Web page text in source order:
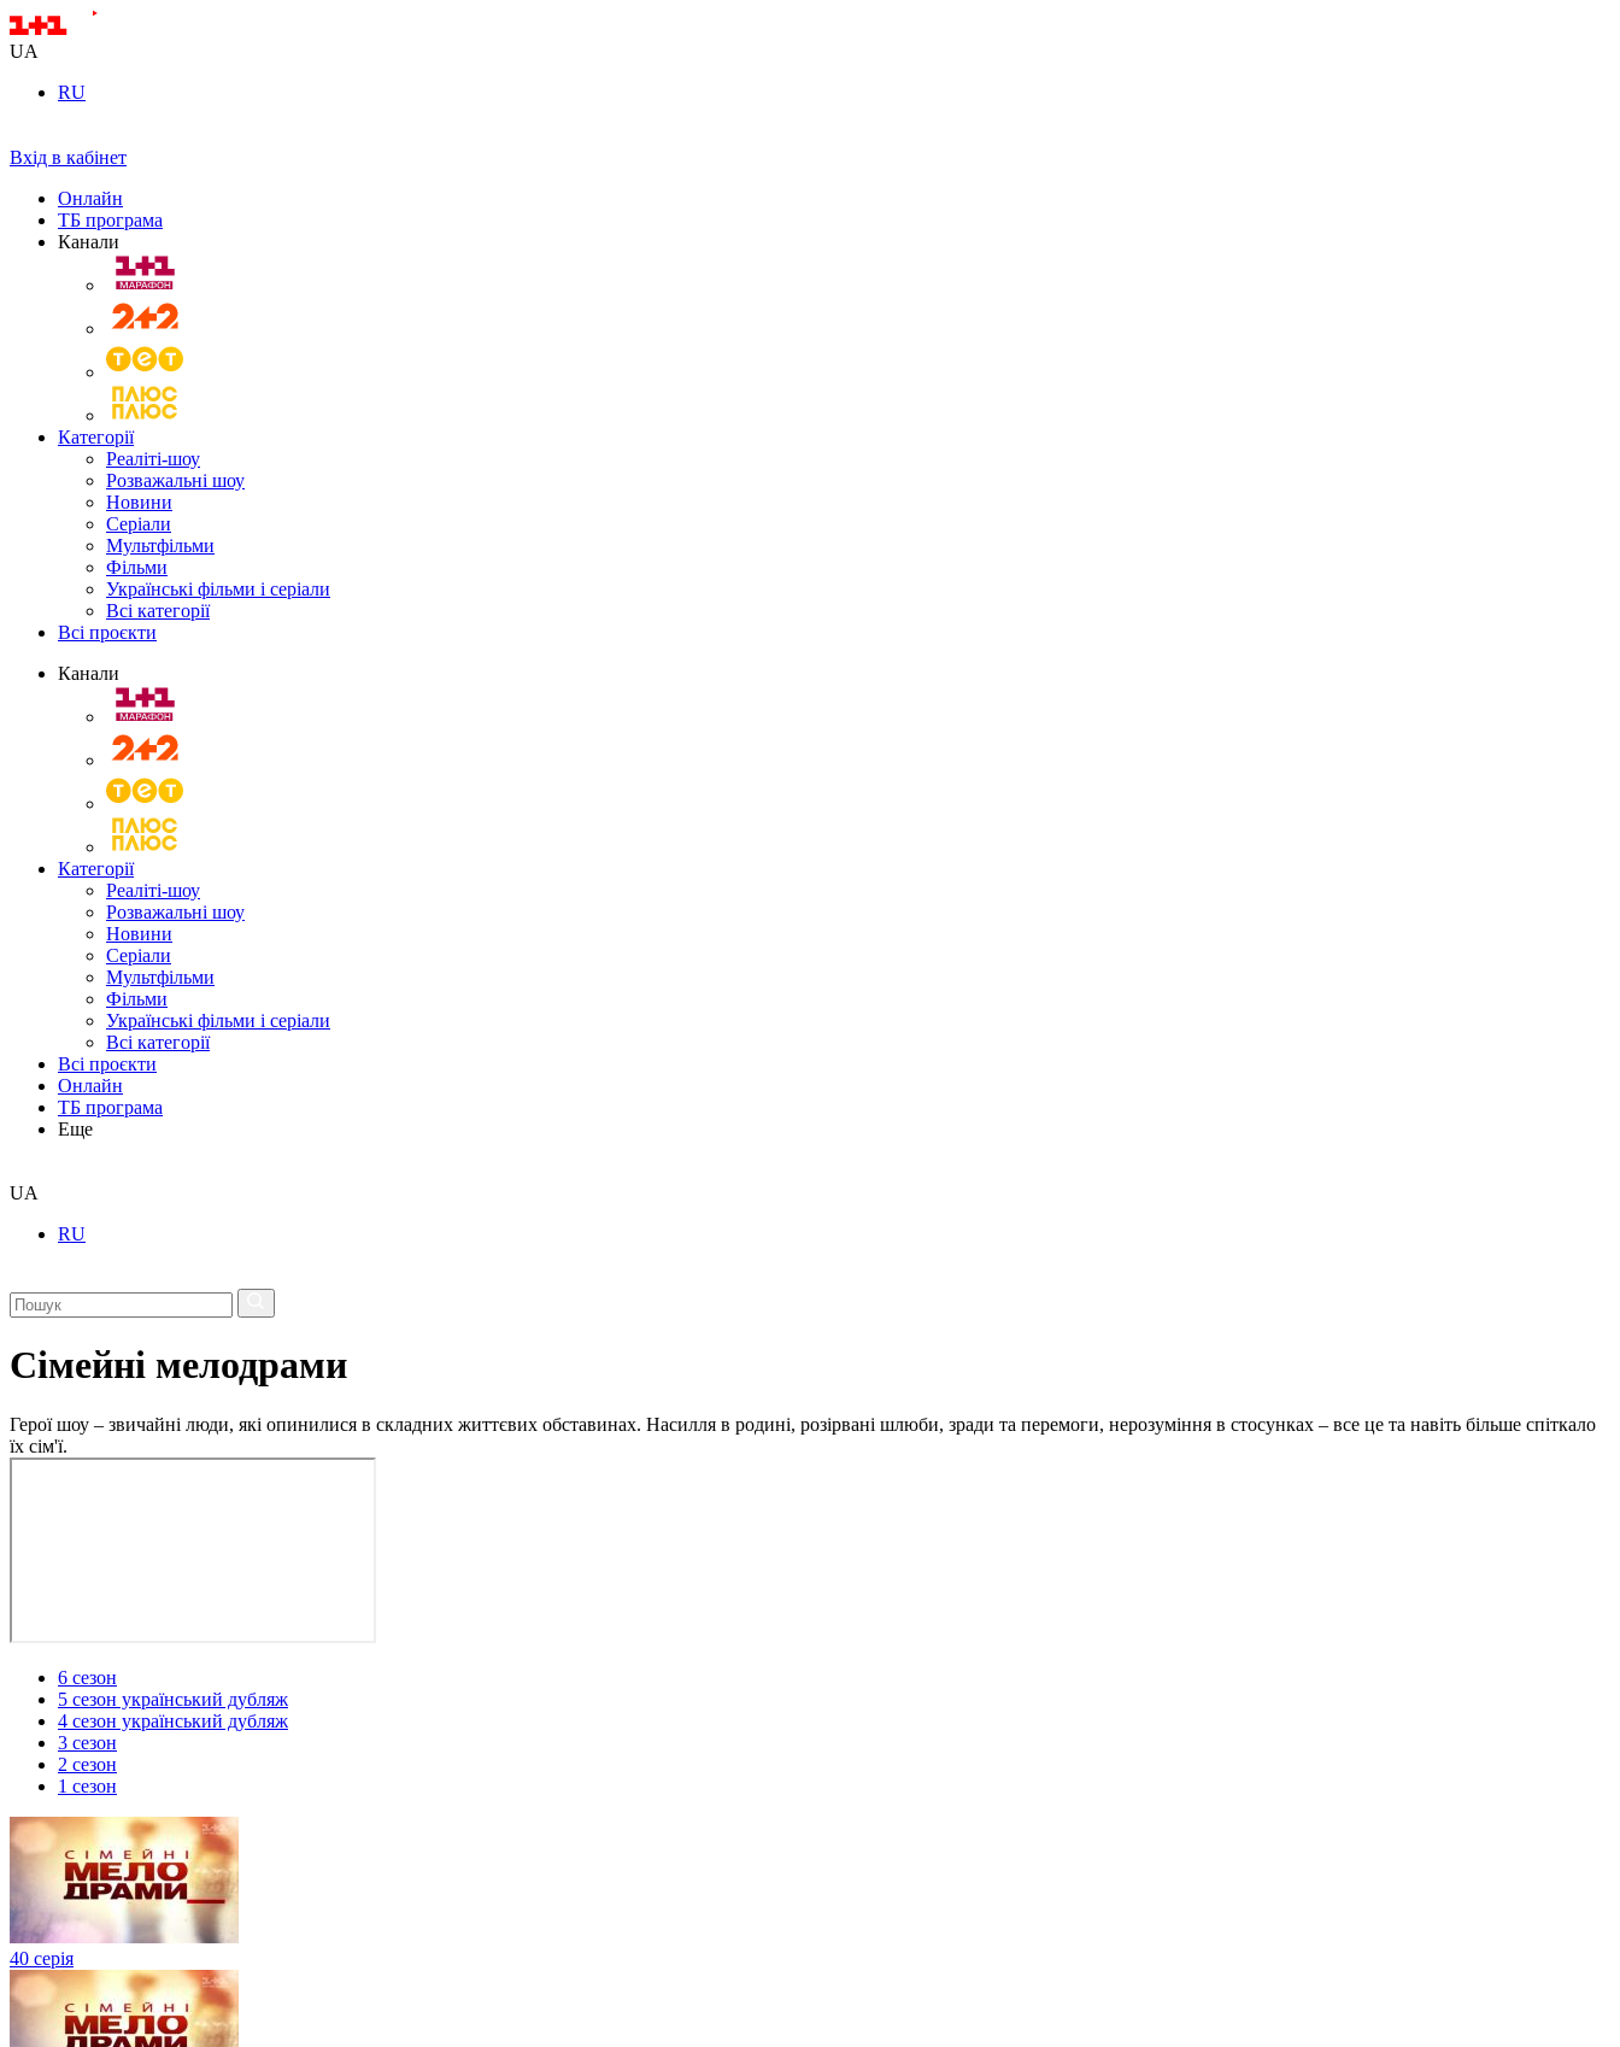
UA
RU
Вхід в кабінет
Онлайн
ТБ програма
Канали
Категорії
Реаліті-шоу
Розважальні шоу
Новини
Серіали
Мультфільми
Фільми
Українські фільми і серіали
Всі категорії
Всі проєкти
Канали
Категорії
Реаліті-шоу
Розважальні шоу
Новини
Серіали
Мультфільми
Фільми
Українські фільми і серіали
Всі категорії
Всі проєкти
Онлайн
ТБ програма
Еще
UA
RU
Сімейні мелодрами
Герої шоу – звичайні люди, які опинилися в складних життєвих обставинах. Насилля в родині, розірвані шлюби, зради та перемоги, нерозуміння в стосунках – все це та навіть більше спіткало
їх сім'ї.
6 сезон
5 сезон український дубляж
4 сезон український дубляж
3 сезон
2 сезон
1 сезон
40 серія